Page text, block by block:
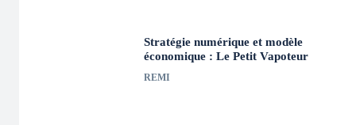
Stratégie numérique et modèle
économique : Le Petit Vapoteur
REMI